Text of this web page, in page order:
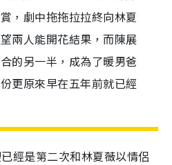
，劇中拖拖拉拉終向林夏
兩人能開花結果，而陳展
的另一半，成為了暖男爸
更原來早在五年前就已經
經是第二次和林夏薇以情侶